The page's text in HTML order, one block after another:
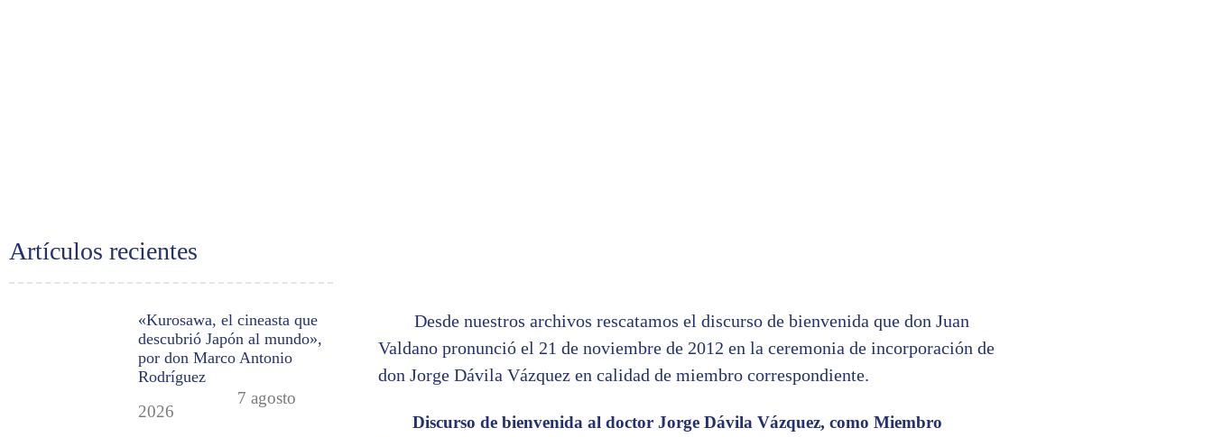
Artículos recientes
«Kurosawa, el cineasta que
descubrió Japón al mundo»,
por don Marco Antonio
Rodríguez
7 agosto
2026
Desde nuestros archivos rescatamos el discurso de bienvenida que don Juan
Valdano pronunció el 21 de noviembre de 2012 en la ceremonia de incorporación de
don Jorge Dávila Vázquez en calidad de miembro correspondiente.
Discurso de bienvenida al doctor Jorge Dávila Vázquez, como Miembro